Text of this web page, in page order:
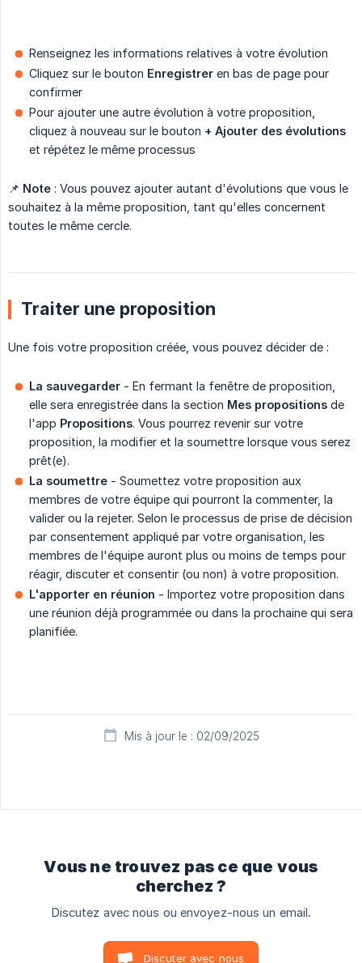
Renseignez les informations relatives à votre évolution
Cliquez sur le bouton Enregistrer en bas de page pour
confirmer
Pour ajouter une autre évolution à votre proposition,
cliquez à nouveau sur le bouton + Ajouter des évolutions
et répétez le même processus
📌 Note : Vous pouvez ajouter autant d'évolutions que vous le
souhaitez à la même proposition, tant qu'elles concernent
toutes le même cercle.
Traiter une proposition
Une fois votre proposition créée, vous pouvez décider de :
La sauvegarder - En fermant la fenêtre de proposition,
elle sera enregistrée dans la section Mes propositions de
l'app Propositions. Vous pourrez revenir sur votre
proposition, la modifier et la soumettre lorsque vous serez
prêt(e).
La soumettre - Soumettez votre proposition aux
membres de votre équipe qui pourront la commenter, la
valider ou la rejeter. Selon le processus de prise de décision
par consentement appliqué par votre organisation, les
membres de l'équipe auront plus ou moins de temps pour
réagir, discuter et consentir (ou non) à votre proposition.
L'apporter en réunion - Importez votre proposition dans
une réunion déjà programmée ou dans la prochaine qui sera
planifiée.
Mis à jour le : 02/09/2025
Vous ne trouvez pas ce que vous
cherchez ?
Discutez avec nous ou envoyez-nous un email.
Discuter avec nous